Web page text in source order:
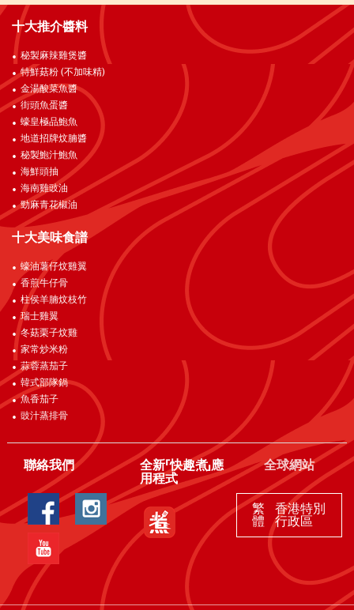
十大推介醬料
秘製麻辣雞煲醬
特鮮菇粉 (不加味精)
金湯酸菜魚醬
街頭魚蛋醬
蠔皇極品鮑魚
地道招牌炆腩醬
秘製鮑汁鮑魚
海鮮頭抽
海南雞豉油
勁麻青花椒油
十大美味食譜
蠔油薯仔炆雞翼
香煎牛仔骨
柱侯羊腩炆枝竹
瑞士雞翼
冬菇栗子炆雞
家常炒米粉
蒜蓉蒸茄子
韓式部隊鍋
魚香茄子
豉汁蒸排骨
聯絡我們
全新「快趣煮」應
用程式
全球網站
繁
體
香港特別
行政區